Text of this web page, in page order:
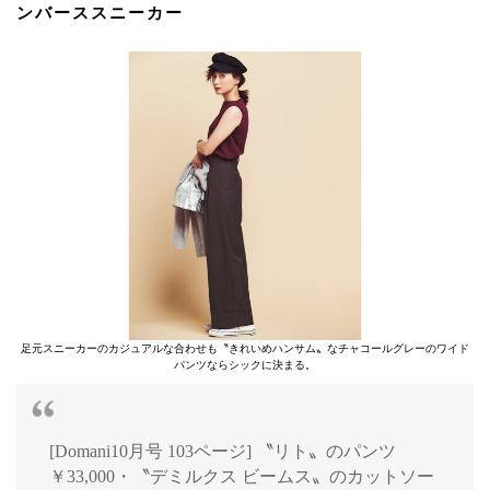
ンバーススニーカー
足元スニーカーのカジュアルな合わせも〝きれいめハンサム〟なチャコールグレーのワイド
パンツならシックに決まる。
[Domani10月号 103ページ] 〝リト〟のパンツ
￥33,000・〝デミルクス ビームス〟のカットソー